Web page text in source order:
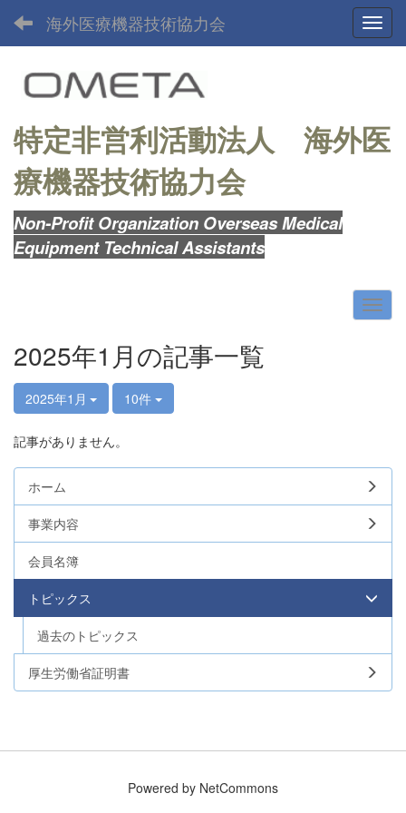
海外医療機器技術協力会
特定非営利活動法人 海外医
療機器技術協力会
Non-Profit Organization Overseas Medical
Equipment Technical Assistants
2025年1月の記事一覧
2025年1月 10件
記事がありません。
ホーム
事業内容
会員名簿
トピックス
過去のトピックス
厚生労働省証明書
Powered by NetCommons